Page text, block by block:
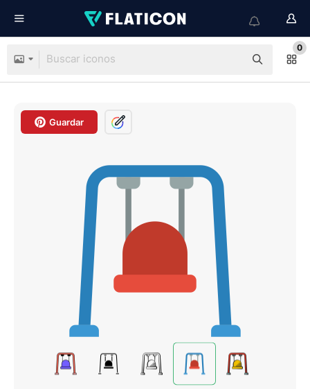
0
Guardar